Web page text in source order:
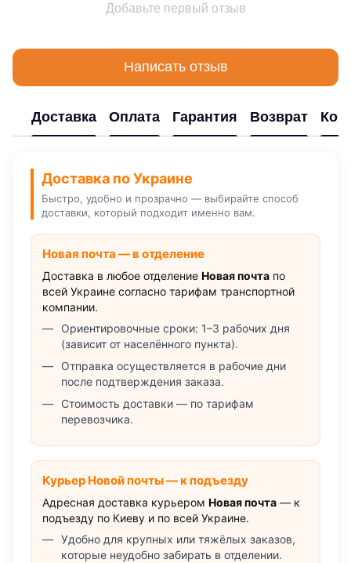
Добавьте первый отзыв
Написать отзыв
Доставка Оплата Гарантия Возврат
Доставка по Украине
Быстро, удобно и прозрачно — выбирайте способ
доставки, который подходит именно вам.
Новая почта — в отделение
Доставка в любое отделение Новая почта по
всей Украине согласно тарифам транспортной
компании.
Ориентировочные сроки: 1–3 рабочих дня
(зависит от населённого пункта).
Отправка осуществляется в рабочие дни
после подтверждения заказа.
Стоимость доставки — по тарифам
перевозчика.
Курьер Новой почты — к подъезду
Адресная доставка курьером Новая почта — к
подъезду по Киеву и по всей Украине.
Удобно для крупных или тяжёлых заказов,
которые неудобно забирать в отделении.